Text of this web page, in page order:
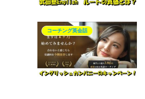
コーチング英会話